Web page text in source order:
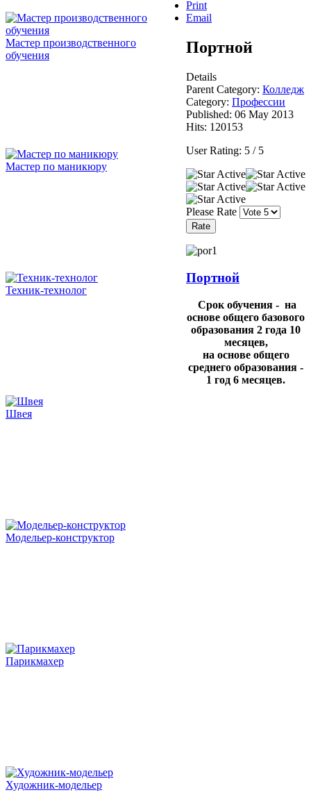
Мастер производственного
обучения
Мастер по маникюру
Техник-технолог
Швея
Модельер-конструктор
Парикмахер
Художник-модельер
Print
Email
Портной
Details
Parent Category: Колледж
Category: Профессии
Published: 06 May 2013
Hits: 120153
User Rating: 5 / 5
Please Rate
Портной
Срок обучения - на
основе общего базового
образования 2 года 10
месяцев,
на основе общего
среднего образования -
1 год 6 месяцев.